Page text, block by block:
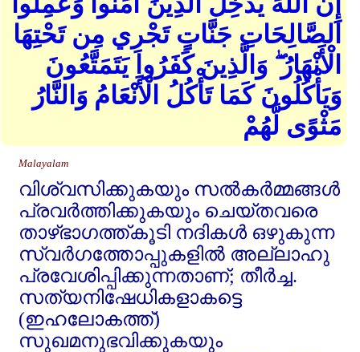
الصَّالِحَاتِ جَنَّاتٍ تَجْرِي مِن تَحْتِهَا
الْأَنْهَارُ ۖ وَالَّذِينَ كَفَرُوا يَتَمَتَّعُونَ
وَيَأْكُلُونَ كَمَا تَأْكُلُ الْأَنْعَامُ وَالنَّارُ
مَثْوًى لَّهُمْ
Malayalam
വിശ്വസിക്കുകയും സല്‍കര്‍മ്മങ്ങള്‍
പ്രവര്‍ത്തിക്കുകയും ചെയ്തവരെ
താഴ്ഭാഗത്ത്കൂടി നദികള്‍ ഒഴുകുന്ന
സ്വര്‍ഗത്തോപ്പുകളില്‍ അല്ലാഹു
പ്രവേശിപ്പിക്കുന്നതാണ്‌; തീര്‍ച്ച.
സത്യനിഷേധികളാകട്ടെ
(ഇഹലോകത്ത്‌)
സുഖമനുഭവിക്കുകയും